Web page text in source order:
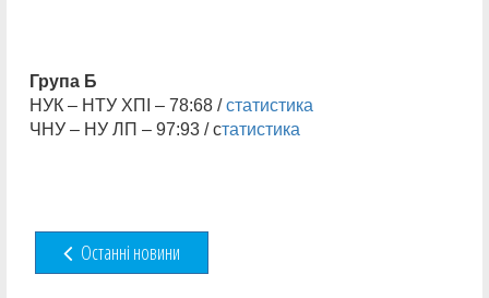
Група Б
НУК – НТУ ХПІ – 78:68 /статистика
ЧНУ – НУ ЛП – 97:93 / статистика
Останні новини